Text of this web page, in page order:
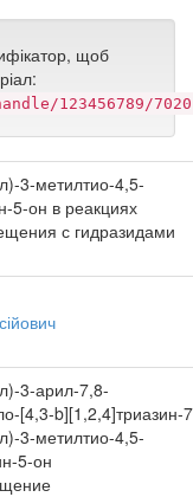
щоб
123456789/7020
3-метилтио-4,5-
5-он в реакциях
с гидразидами
3-арил-7,8-
[4,3-b][1,2,4]триазин-
3-метилтио-4,5-
5-он